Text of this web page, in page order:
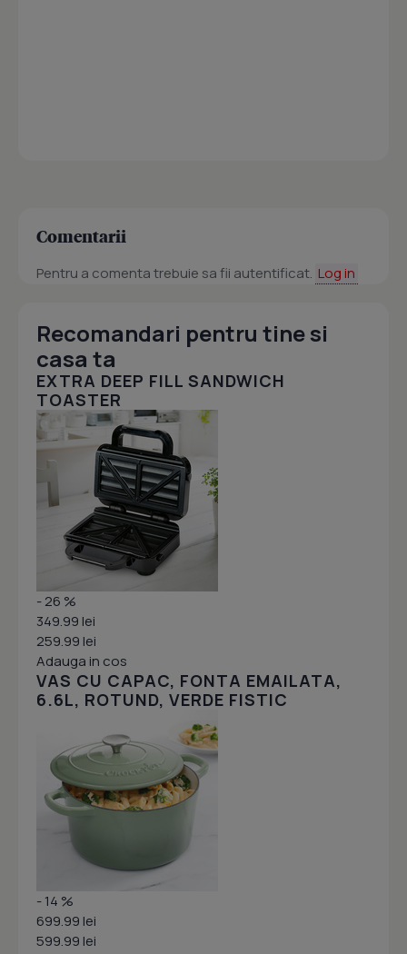
Comentarii
Pentru a comenta trebuie sa fii autentificat. Log in
Recomandari pentru tine si
casa ta
EXTRA DEEP FILL SANDWICH
TOASTER
- 26 %
349.99 lei
259.99 lei
Adauga in cos
VAS CU CAPAC, FONTA EMAILATA,
6.6L, ROTUND, VERDE FISTIC
- 14 %
699.99 lei
599.99 lei